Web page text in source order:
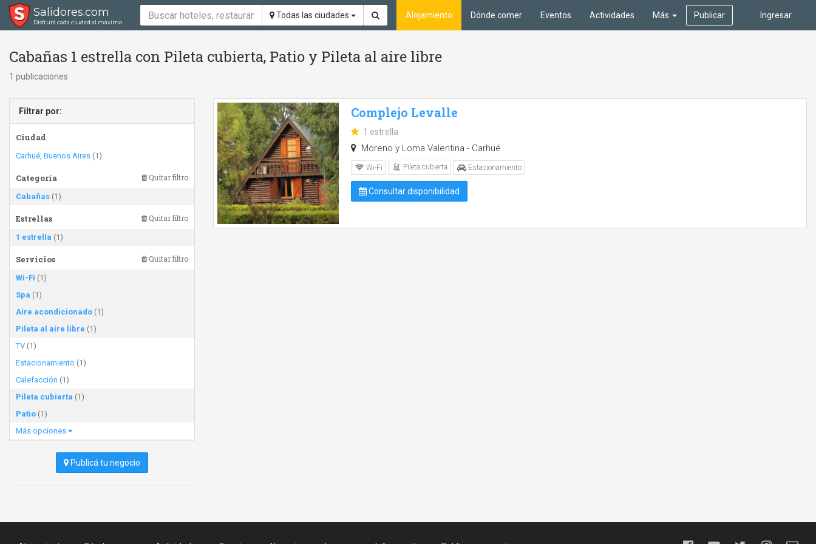
Salidores.com
Disfrutá cada ciudad al máximo
Todas las ciudades Ingresar
Alojamiento Dónde comer Eventos Actividades Más Publicar
Cabañas 1 estrella con Pileta cubierta, Patio y Pileta al aire libre
1 publicaciones
Filtrar por:
Ciudad
Carhué, Buenos Aires (1)
Categoría Quitar filtro
Cabañas (1)
Estrellas Quitar filtro
1 estrella (1)
Servicios Quitar filtro
Wi-Fi (1)
Spa (1)
Aire acondicionado (1)
Pileta al aire libre (1)
TV (1)
Estacionamiento (1)
Calefacción (1)
Pileta cubierta (1)
Patio (1)
Más opciones
Publicá tu negocio
Complejo Levalle
1 estrella
Moreno y Loma Valentina - Carhué
Wi-Fi Pileta cubierta Estacionamiento
Consultar disponibilidad